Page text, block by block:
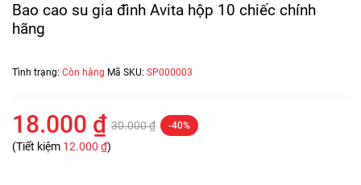
Bao cao su gia đình Avita hộp 10 chiếc chính
hãng
Tình trạng: Còn hàng Mã SKU: SP000003
18.000 ₫ 30.000 ₫ -40%
(Tiết kiệm 12.000 ₫)